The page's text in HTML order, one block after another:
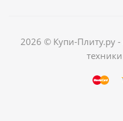
2026 © Купи-Плиту.ру